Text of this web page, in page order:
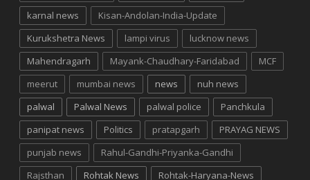
karnal news
Kisan-Andolan-India-Update
Kurukshetra News
lampi virus
lucknow news
Mahendragarh
Mayank-Chaudhary-Faridabad
MCF
meerut
mumbai news news
nuh news
palwal
Palwal News palwal police
Panchkula
panipat news
Politics pratapgarh
PRAYAG NEWS
punjab news
Rahul-Gandhi-Priyanka-Gandhi
Rajsthan
Rohtak News Rohtak-Haryana-News